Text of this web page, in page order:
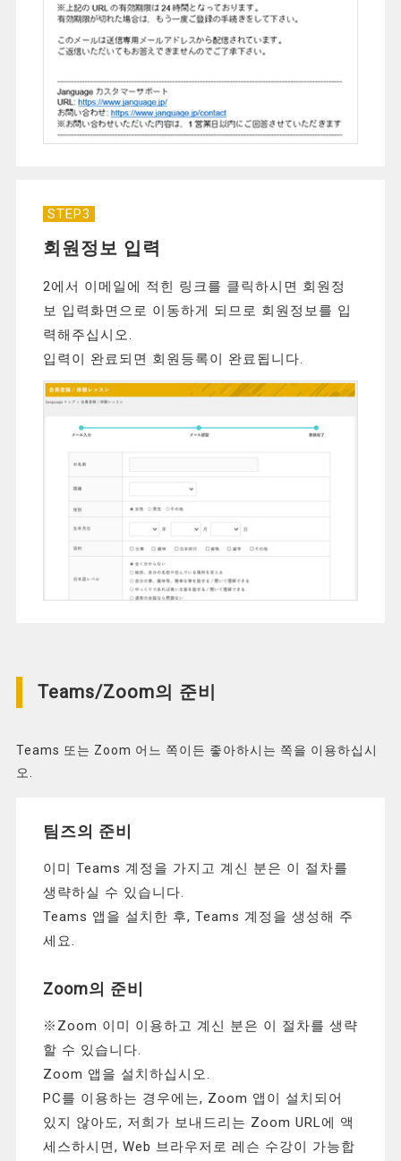
STEP3
회원정보 입력
2에서 이메일에 적힌 링크를 클릭하시면 회원정
보 입력화면으로 이동하게 되므로 회원정보를 입
력해주십시오.
입력이 완료되면 회원등록이 완료됩니다.
Teams/Zoom의 준비
Teams 또는 Zoom 어느 쪽이든 좋아하시는 쪽을 이용하십시
오.
팀즈의 준비
이미 Teams 계정을 가지고 계신 분은 이 절차를
생략하실 수 있습니다.
Teams 앱을 설치한 후, Teams 계정을 생성해 주
세요.
Zoom의 준비
※Zoom 이미 이용하고 계신 분은 이 절차를 생략
할 수 있습니다.
Zoom 앱을 설치하십시오.
PC를 이용하는 경우에는, Zoom 앱이 설치되어
있지 않아도, 저희가 보내드리는 Zoom URL에 액
세스하시면, Web 브라우저로 레슨 수강이 가능합